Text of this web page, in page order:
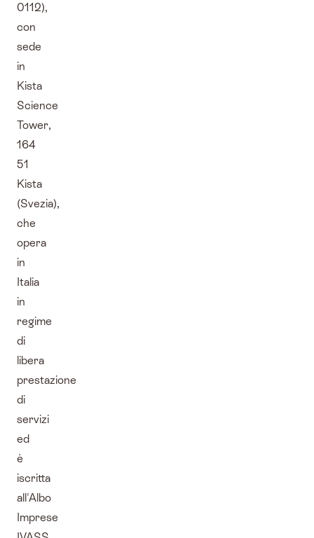
0112),
con
sede
in
Kista
Science
Tower,
164
51
Kista
(Svezia),
che
opera
in
Italia
in
regime
di
libera
prestazione
di
servizi
ed
è
iscritta
all'Albo
Imprese